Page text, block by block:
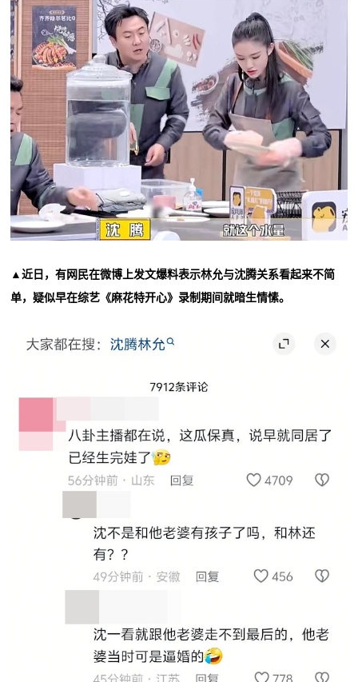
▲近日，有网民在微博上发文爆料表示林允与沈腾关系看起来不简
单，疑似早在综艺《麻花特开心》录制期间就暗生情愫。